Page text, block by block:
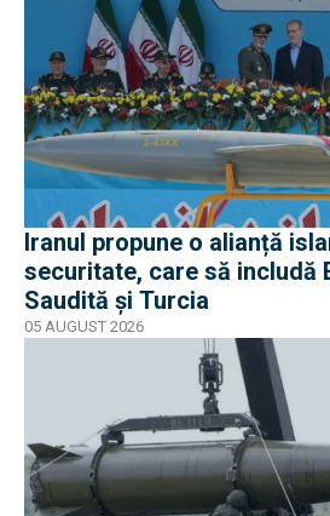
Iranul propune o alianță
securitate, care să includă
Saudită și Turcia
05 AUGUST 2026